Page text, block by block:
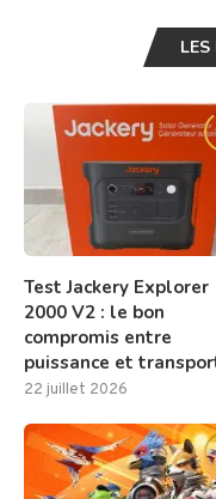
LES
Test Jackery Explorer
2000 V2 : le bon
compromis entre
puissance et
22 juillet 2026